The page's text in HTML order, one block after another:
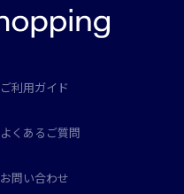
ご利用ガイド
よくあるご質問
お問い合わせ